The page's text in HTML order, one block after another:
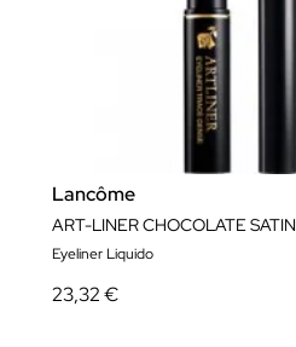
Lancôme
ART-LINER CHOCOLATE SATIN
Eyeliner Liquido
23,32 €